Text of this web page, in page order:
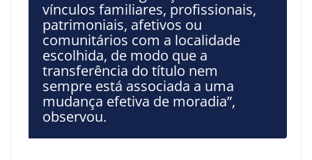
vínculos familiares, profissionais,
patrimoniais, afetivos ou
comunitários com a localidade
escolhida, de modo que a
transferência do título nem
sempre está associada a uma
mudança efetiva de moradia”,
observou.